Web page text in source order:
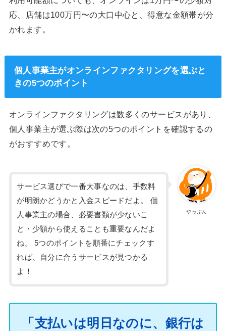
応、店舗は100万円〜の大口中心と、得意な金額帯が分
かれます。
個人事業主がオンラインファクタリングを選ぶと
きの5つのポイント
オンラインファクタリングは数多くのサービスがあり、
個人事業主が選ぶ際は次の5つのポイントを確認するの
がおすすめです。
やっぷん
サービス選びで一番大事なのは、手数料
が明朗かどうかと入金スピードだよ。 個
人事業主の場合、必要書類が少ないこ
と・少額から使えることも重要なんだよ
ね。 5つのポイントを順番にチェックす
れば、自分に合うサービスが見つかる
よ！
「支払いは明日なのに、銀行は